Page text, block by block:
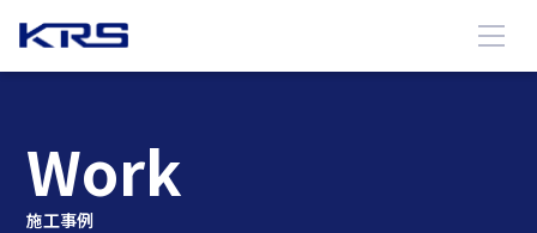
Work
施工事例